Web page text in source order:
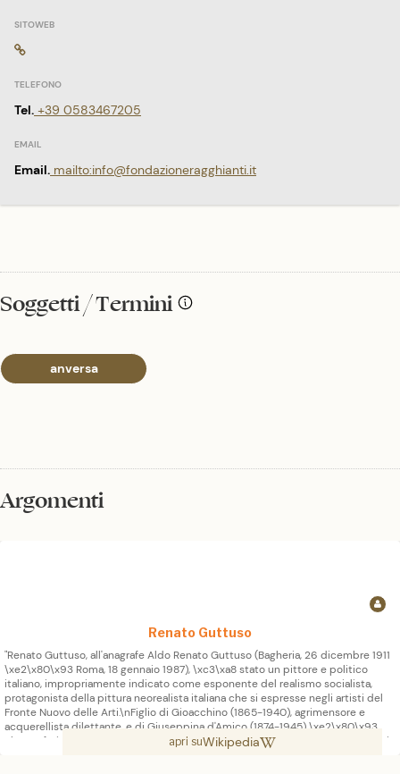
Tel. +39 0583467205
Email. mailto:info@fondazioneragghianti.it
Soggetti / Termini
anversa
Argomenti
Renato Guttuso
"Renato Guttuso, all'anagrafe Aldo Renato Guttuso (Bagheria, 26 dicembre 1911
\xe2\x80\x93 Roma, 18 gennaio 1987), \xc3\xa8 stato un pittore e politico
italiano, impropriamente indicato come esponente del realismo socialista,
protagonista della pittura neorealista italiana che si espresse negli artisti del
Fronte Nuovo delle Arti.\nFiglio di Gioacchino (1865-1940), agrimensore e
acquerellista dilettante, e di Giuseppina d'Amico (1874-1945) \xe2\x80\x93
che preferirono denunciare la nascita a Palermo il 2 gennaio 1912 per contrasti
apri suWikipedia